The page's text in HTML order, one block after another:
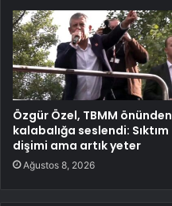
Özgür Özel, TBMM önünden
kalabalığa seslendi: Sıktım
dişimi ama artık yeter
Ağustos 8, 2026